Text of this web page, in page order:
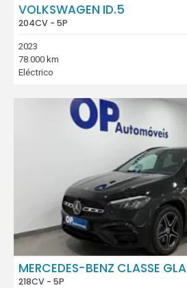
VOLKSWAGEN ID.5
204CV - 5P
2023
78.000 km
Eléctrico
MERCEDES-BENZ CLASSE GLA
218CV - 5P